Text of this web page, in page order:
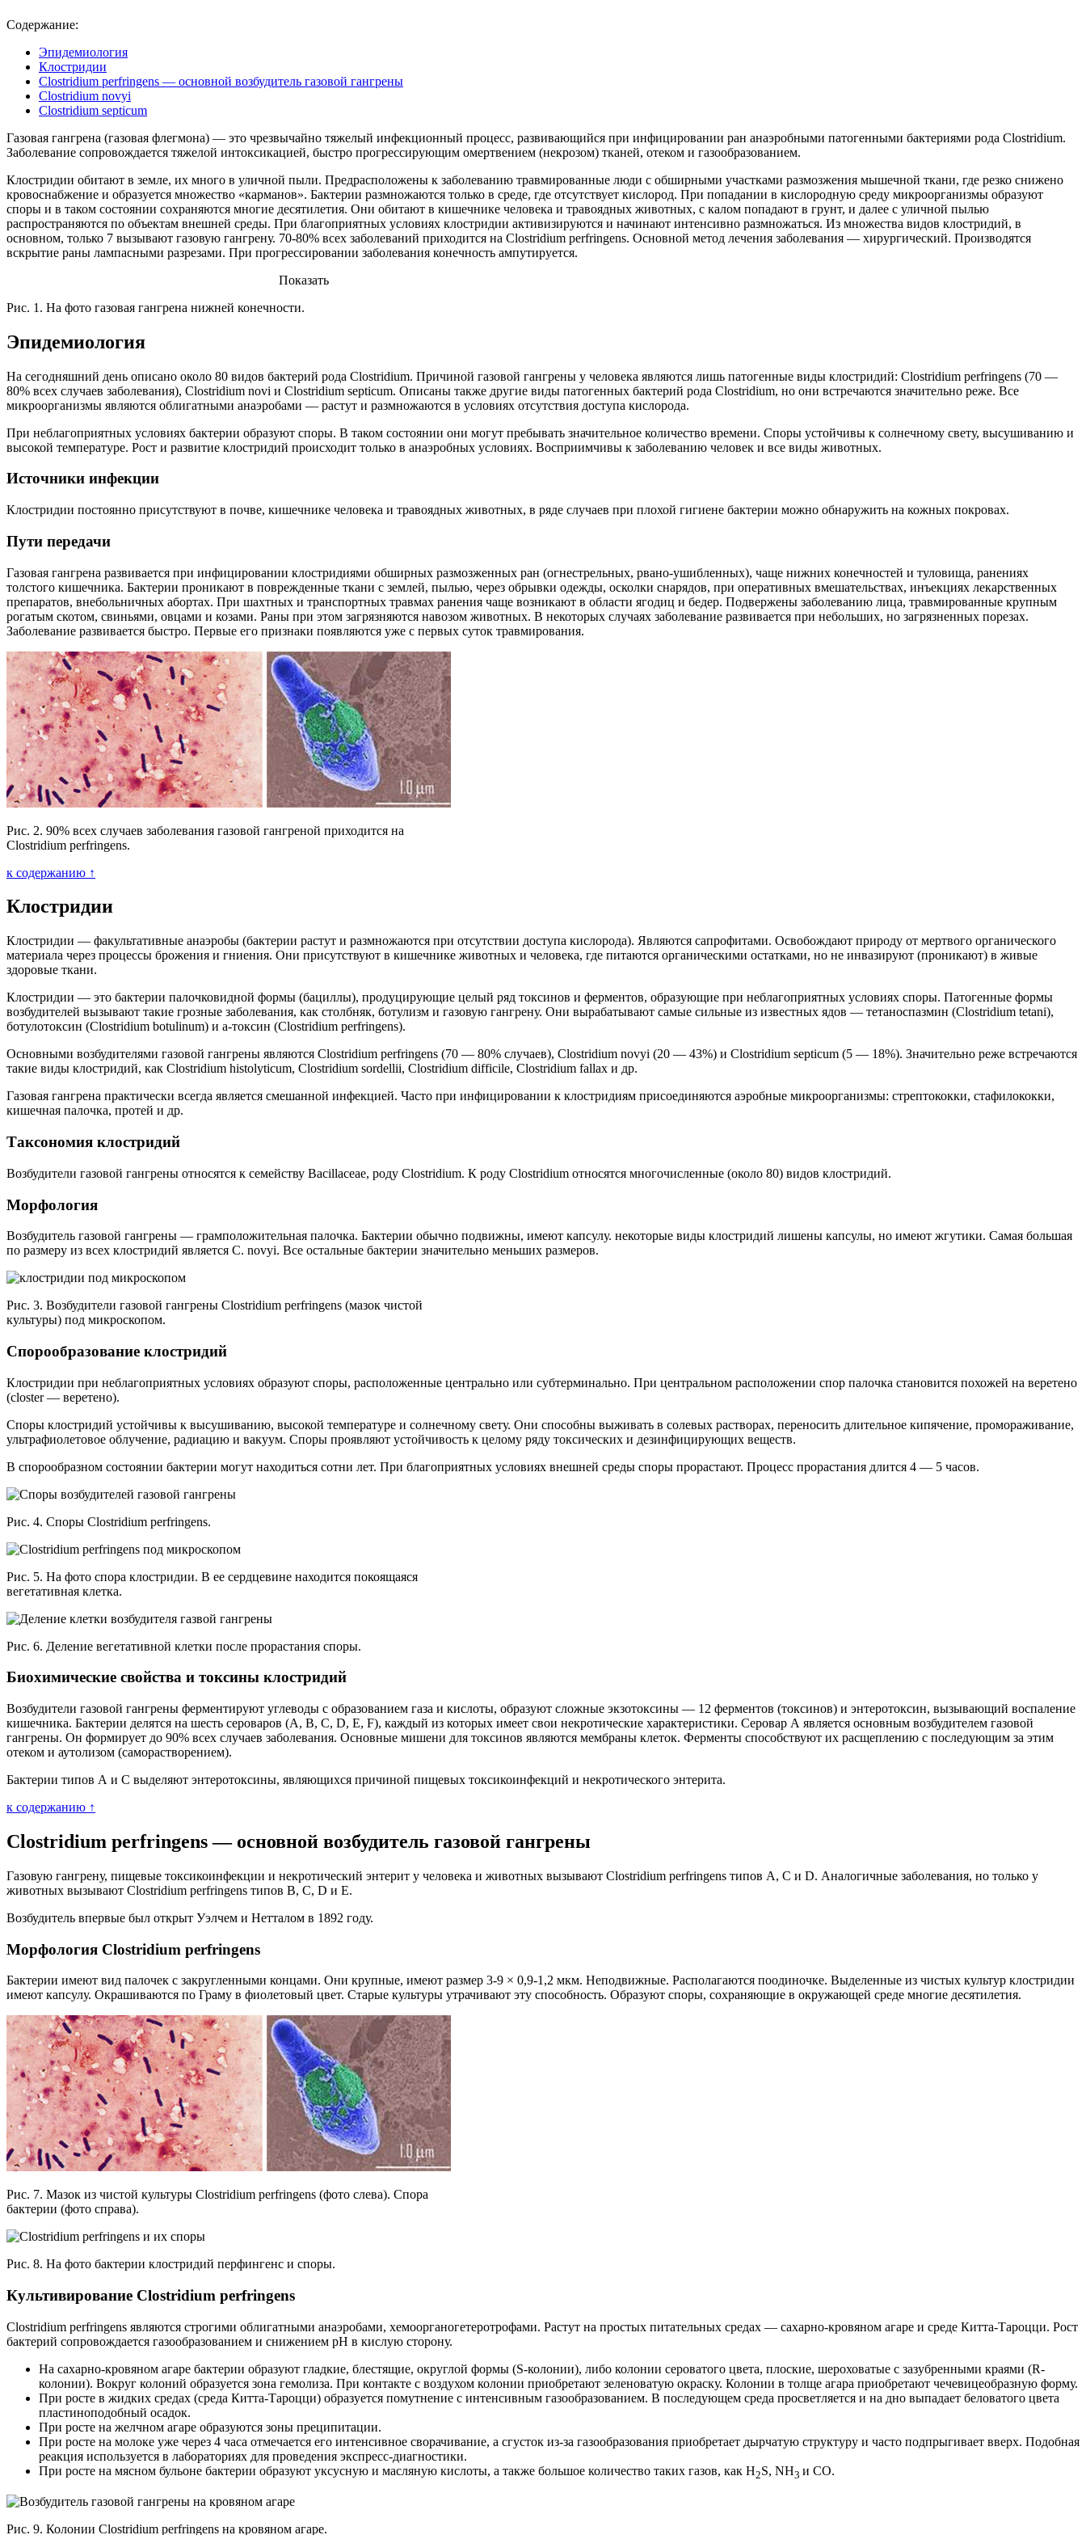
Содержание:
Эпидемиология
Клостридии
Clostridium perfringens — основной возбудитель газовой гангрены
Clostridium novyi
Clostridium septicum
Газовая гангрена (газовая флегмона) — это чрезвычайно тяжелый инфекционный процесс, развивающийся при инфицировании ран анаэробными патогенными бактериями рода Clostridium.
Заболевание сопровождается тяжелой интоксикацией, быстро прогрессирующим омертвением (некрозом) тканей, отеком и газообразованием.
Клостридии обитают в земле, их много в уличной пыли. Предрасположены к заболеванию травмированные люди с обширными участками размозжения мышечной ткани, где резко снижено
кровоснабжение и образуется множество «карманов». Бактерии размножаются только в среде, где отсутствует кислород. При попадании в кислородную среду микроорганизмы образуют
споры и в таком состоянии сохраняются многие десятилетия. Они обитают в кишечнике человека и травоядных животных, с калом попадают в грунт, и далее с уличной пылью
распространяются по объектам внешней среды. При благоприятных условиях клостридии активизируются и начинают интенсивно размножаться. Из множества видов клостридий, в
основном, только 7 вызывают газовую гангрену. 70-80% всех заболеваний приходится на Clostridium perfringens. Основной метод лечения заболевания — хирургический. Производятся
вскрытие раны лампасными разрезами. При прогрессировании заболевания конечность ампутируется.
Показать
Рис. 1. На фото газовая гангрена нижней конечности.
Эпидемиология
На сегодняшний день описано около 80 видов бактерий рода Clostridium. Причиной газовой гангрены у человека являются лишь патогенные виды клостридий: Clostridium perfringens (70 —
80% всех случаев заболевания), Clostridium novi и Clostridium septicum. Описаны также другие виды патогенных бактерий рода Clostridium, но они встречаются значительно реже. Все
микроорганизмы являются облигатными анаэробами — растут и размножаются в условиях отсутствия доступа кислорода.
При неблагоприятных условиях бактерии образуют споры. В таком состоянии они могут пребывать значительное количество времени. Споры устойчивы к солнечному свету, высушиванию и
высокой температуре. Рост и развитие клостридий происходит только в анаэробных условиях. Восприимчивы к заболеванию человек и все виды животных.
Источники инфекции
Клостридии постоянно присутствуют в почве, кишечнике человека и травоядных животных, в ряде случаев при плохой гигиене бактерии можно обнаружить на кожных покровах.
Пути передачи
Газовая гангрена развивается при инфицировании клостридиями обширных размозженных ран (огнестрельных, рвано-ушибленных), чаще нижних конечностей и туловища, ранениях
толстого кишечника. Бактерии проникают в поврежденные ткани с землей, пылью, через обрывки одежды, осколки снарядов, при оперативных вмешательствах, инъекциях лекарственных
препаратов, внебольничных абортах. При шахтных и транспортных травмах ранения чаще возникают в области ягодиц и бедер. Подвержены заболеванию лица, травмированные крупным
рогатым скотом, свиньями, овцами и козами. Раны при этом загрязняются навозом животных. В некоторых случаях заболевание развивается при небольших, но загрязненных порезах.
Заболевание развивается быстро. Первые его признаки появляются уже с первых суток травмирования.
Рис. 2. 90% всех случаев заболевания газовой гангреной приходится на
Clostridium perfringens.
к содержанию ↑
Клостридии
Клостридии — факультативные анаэробы (бактерии растут и размножаются при отсутствии доступа кислорода). Являются сапрофитами. Освобождают природу от мертвого органического
материала через процессы брожения и гниения. Они присутствуют в кишечнике животных и человека, где питаются органическими остатками, но не инвазируют (проникают) в живые
здоровые ткани.
Клостридии — это бактерии палочковидной формы (бациллы), продуцирующие целый ряд токсинов и ферментов, образующие при неблагоприятных условиях споры. Патогенные формы
возбудителей вызывают такие грозные заболевания, как столбняк, ботулизм и газовую гангрену. Они вырабатывают самые сильные из известных ядов — тетаноспазмин (Clostridium tetani),
ботулотоксин (Clostridium botulinum) и а-токсин (Clostridium perfringens).
Основными возбудителями газовой гангрены являются Clostridium perfringens (70 — 80% случаев), Clostridium novyi (20 — 43%) и Clostridium septicum (5 — 18%). Значительно реже встречаются
такие виды клостридий, как Clostridium histolyticum, Clostridium sordellii, Clostridium difficile, Clostridium fallax и др.
Газовая гангрена практически всегда является смешанной инфекцией. Часто при инфицировании к клостридиям присоединяются аэробные микроорганизмы: стрептококки, стафилококки,
кишечная палочка, протей и др.
Таксономия клостридий
Возбудители газовой гангрены относятся к семейству Bacillaceae, роду Clostridium. К роду Clostridium относятся многочисленные (около 80) видов клостридий.
Морфология
Возбудитель газовой гангрены — грамположительная палочка. Бактерии обычно подвижны, имеют капсулу. некоторые виды клостридий лишены капсулы, но имеют жгутики. Самая большая
по размеру из всех клостридий является С. novyi. Все остальные бактерии значительно меньших размеров.
Рис. 3. Возбудители газовой гангрены Clostridium perfringens (мазок чистой
культуры) под микроскопом.
Спорообразование клостридий
Клостридии при неблагоприятных условиях образуют споры, расположенные центрально или субтерминально. При центральном расположении спор палочка становится похожей на веретено
(closter — веретено).
Споры клостридий устойчивы к высушиванию, высокой температуре и солнечному свету. Они способны выживать в солевых растворах, переносить длительное кипячение, промораживание,
ультрафиолетовое облучение, радиацию и вакуум. Споры проявляют устойчивость к целому ряду токсических и дезинфицирующих веществ.
В спорообразном состоянии бактерии могут находиться сотни лет. При благоприятных условиях внешней среды споры прорастают. Процесс прорастания длится 4 — 5 часов.
Рис. 4. Споры Clostridium perfringens.
Рис. 5. На фото спора клостридии. В ее сердцевине находится покоящаяся
вегетативная клетка.
Рис. 6. Деление вегетативной клетки после прорастания споры.
Биохимические свойства и токсины клостридий
Возбудители газовой гангрены ферментируют углеводы с образованием газа и кислоты, образуют сложные экзотоксины — 12 ферментов (токсинов) и энтеротоксин, вызывающий воспаление
кишечника. Бактерии делятся на шесть сероваров (А, В, С, D, E, F), каждый из которых имеет свои некротические характеристики. Серовар А является основным возбудителем газовой
гангрены. Он формирует до 90% всех случаев заболевания. Основные мишени для токсинов являются мембраны клеток. Ферменты способствуют их расщеплению с последующим за этим
отеком и аутолизом (саморастворением).
Бактерии типов А и С выделяют энтеротоксины, являющихся причиной пищевых токсикоинфекций и некротического энтерита.
к содержанию ↑
Clostridium perfringens — основной возбудитель газовой гангрены
Газовую гангрену, пищевые токсикоинфекции и некротический энтерит у человека и животных вызывают Clostridium perfringens типов А, С и D. Аналогичные заболевания, но только у
животных вызывают Clostridium perfringens типов В, С, D и Е.
Возбудитель впервые был открыт Уэлчем и Нетталом в 1892 году.
Морфология Clostridium perfringens
Бактерии имеют вид палочек с закругленными концами. Они крупные, имеют размер 3-9 × 0,9-1,2 мкм. Неподвижные. Располагаются поодиночке. Выделенные из чистых культур клостридии
имеют капсулу. Окрашиваются по Граму в фиолетовый цвет. Старые культуры утрачивают эту способность. Образуют споры, сохраняющие в окружающей среде многие десятилетия.
Рис. 7. Мазок из чистой культуры Clostridium perfringens (фото слева). Спора
бактерии (фото справа).
Рис. 8. На фото бактерии клостридий перфингенс и споры.
Культивирование Clostridium perfringens
Clostridium perfringens являются строгими облигатными анаэробами, хемоорганогетеротрофами. Растут на простых питательных средах — сахарно-кровяном агаре и среде Китта-Тароцци. Рост
бактерий сопровождается газообразованием и снижением рН в кислую сторону.
На сахарно-кровяном агаре бактерии образуют гладкие, блестящие, округлой формы (S-колонии), либо колонии сероватого цвета, плоские, шероховатые с зазубренными краями (R-
колонии). Вокруг колоний образуется зона гемолиза. При контакте с воздухом колонии приобретают зеленоватую окраску. Колонии в толще агара приобретают чечевицеобразную форму.
При росте в жидких средах (среда Китта-Тароцци) образуется помутнение с интенсивным газообразованием. В последующем среда просветляется и на дно выпадает беловатого цвета
пластиноподобный осадок.
При росте на желчном агаре образуются зоны преципитации.
При росте на молоке уже через 4 часа отмечается его интенсивное сворачивание, а сгусток из-за газообразования приобретает дырчатую структуру и часто подпрыгивает вверх. Подобная
реакция используется в лабораториях для проведения экспресс-диагностики.
При росте на мясном бульоне бактерии образуют уксусную и масляную кислоты, а также большое количество таких газов, как H2S, NH3 и CО.
Рис. 9. Колонии Clostridium perfringens на кровяном агаре.